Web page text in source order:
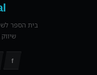
בית הספר
f